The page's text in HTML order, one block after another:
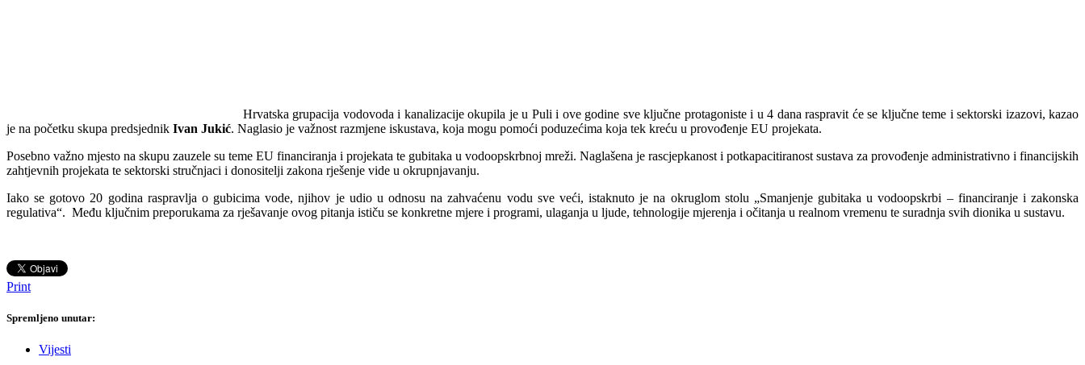
Hrvatska grupacija vodovoda i kanalizacije okupila je u Puli i ove godine sve ključne protagoniste i u 4 dana raspravit će se ključne teme i sektorski izazovi, kazao
je na početku skupa predsjednik Ivan Jukić. Naglasio je važnost razmjene iskustava, koja mogu pomoći poduzećima koja tek kreću u provođenje EU projekata.
Posebno važno mjesto na skupu zauzele su teme EU financiranja i projekata te gubitaka u vodoopskrbnoj mreži. Naglašena je rascjepkanost i potkapacitiranost sustava za provođenje administrativno i financijskih
zahtjevnih projekata te sektorski stručnjaci i donositelji zakona rješenje vide u okrupnjavanju.
Iako se gotovo 20 godina raspravlja o gubicima vode, njihov je udio u odnosu na zahvaćenu vodu sve veći, istaknuto je na okruglom stolu „Smanjenje gubitaka u vodoopskrbi – financiranje i zakonska
regulativa“. Među ključnim preporukama za rješavanje ovog pitanja ističu se konkretne mjere i programi, ulaganja u ljude, tehnologije mjerenja i očitanja u realnom vremenu te suradnja svih dionika u sustavu.
Print
Spremljeno unutar:
Vijesti